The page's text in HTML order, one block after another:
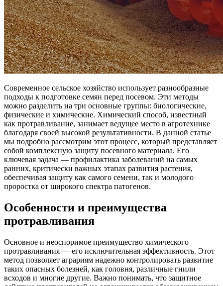
Современное сельское хозяйство использует разнообразные
подходы к подготовке семян перед посевом. Эти методы
можно разделить на три основные группы: биологические,
физические и химические. Химический способ, известный
как протравливание, занимает ведущее место в агротехнике
благодаря своей высокой результативности. В данной статье
мы подробно рассмотрим этот процесс, который представляет
собой комплексную защиту посевного материала. Его
ключевая задача — профилактика заболеваний на самых
ранних, критически важных этапах развития растения,
обеспечивая защиту как самого семени, так и молодого
проростка от широкого спектра патогенов.
Особенности и преимущества
протравливания
Основное и неоспоримое преимущество химического
протравливания — его исключительная эффективность. Этот
метод позволяет аграриям надежно контролировать развитие
таких опасных болезней, как головня, различные гнили
всходов и многие другие. Важно понимать, что защитное